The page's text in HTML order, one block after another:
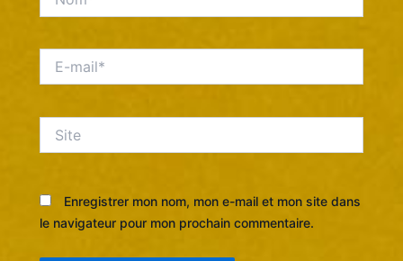
mail*
Enregistrer mon nom, mon e-mail et mon site dans
le navigateur pour mon prochain commentaire.